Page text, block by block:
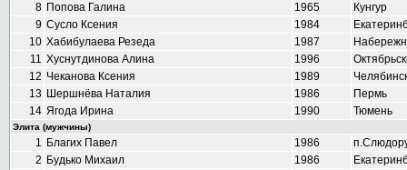
8 Попова Галина 1965
Кунгур
9 Сусло Ксения 1984
10 Хабибулаева Резеда 1987
11 Хуснутдинова Алина 1996
12 Чеканова Ксения 1989
13 Шершнёва Наталия 1986
Пермь
14 Ягода Ирина 1990 Тюмень
Элита (мужчины)
1 Благих Павел 1986
2 Будько Михаил 1986